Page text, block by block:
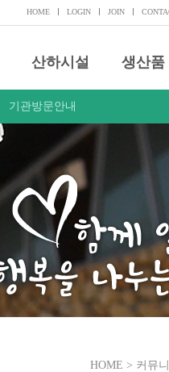
HOME LOGIN JOIN
산하시설 생산품
기관방문안내
HOME > 커뮤